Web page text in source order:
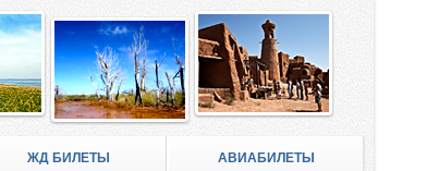
ЖД БИЛЕТЫ АВИАБИЛЕТЫ